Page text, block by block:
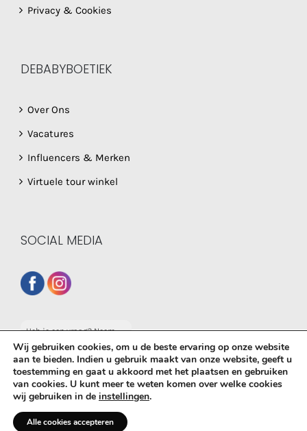
Privacy & Cookies
DEBABYBOETIEK
Over Ons
Vacatures
Influencers & Merken
Virtuele tour winkel
SOCIAL MEDIA
© Copyright 2026 De Babyboetiek | Powered byMplusKASSA
Woocommerce&WooCommerce Kassasysteem
Heb je een vraag? Neem
dan gerust contact op
met onze whatsapp
service!
Wij gebruiken cookies, om u de beste ervaring op onze website
aan te bieden. Indien u gebruik maakt van onze website, geeft u
toestemming en gaat u akkoord met het plaatsen en gebruiken
van cookies. U kunt meer te weten komen over welke cookies
wij gebruiken in de instellingen.
Alle cookies accepteren